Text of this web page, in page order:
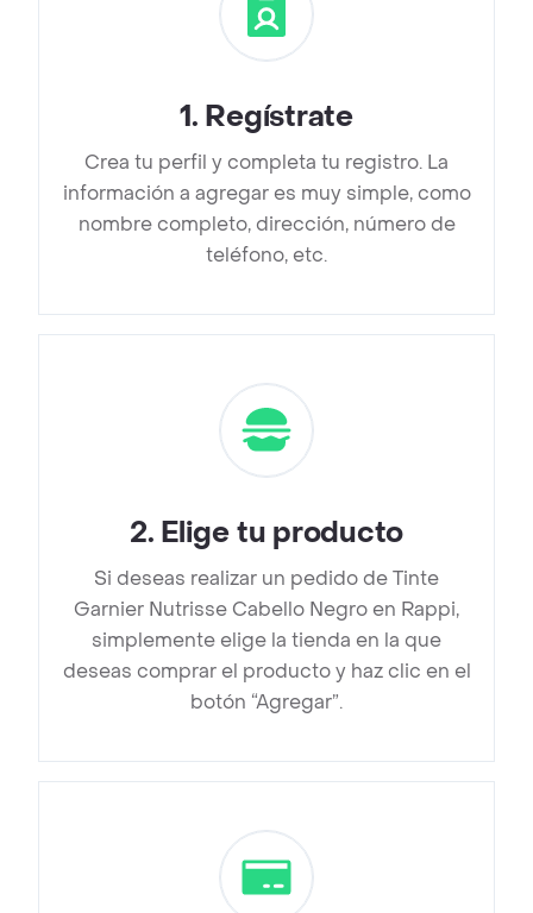
1. Regístrate
Crea tu perfil y completa tu registro. La
información a agregar es muy simple, como
nombre completo, dirección, número de
teléfono, etc.
2. Elige tu producto
Si deseas realizar un pedido de Tinte
Garnier Nutrisse Cabello Negro en Rappi,
simplemente elige la tienda en la que
deseas comprar el producto y haz clic en el
botón “Agregar”.